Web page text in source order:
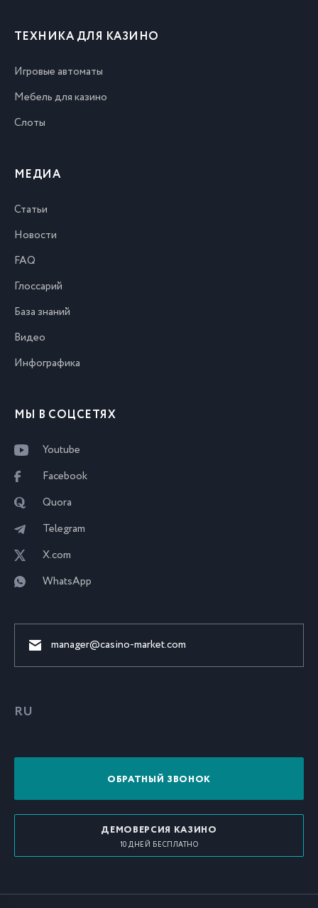
ТЕХНИКА ДЛЯ КАЗИНО
Игровые автоматы
Мебель для казино
Слоты
МЕДИА
Статьи
Новости
FAQ
Глоссарий
База знаний
Видео
Инфографика
МЫ В СОЦСЕТЯХ
Youtube
Facebook
Quora
Telegram
X.com
WhatsApp
manager@casino-market.com
RU
ОБРАТНЫЙ ЗВОНОК
ДЕМОВЕРСИЯ КАЗИНО
10 ДНЕЙ БЕСПЛАТНО